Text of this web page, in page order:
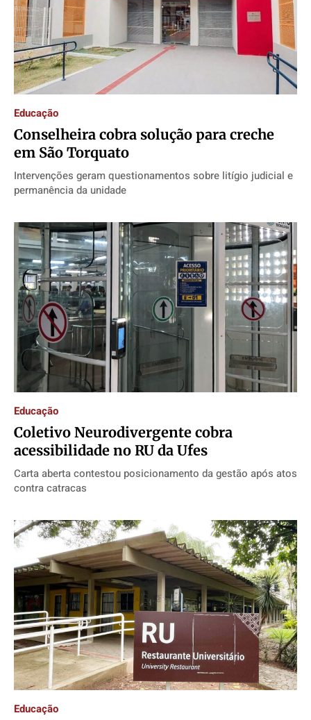
Educação
Conselheira cobra solução para creche
em São Torquato
Intervenções geram questionamentos sobre litígio judicial e
permanência da unidade
Educação
Coletivo Neurodivergente cobra
acessibilidade no RU da Ufes
Carta aberta contestou posicionamento da gestão após atos
contra catracas
Educação